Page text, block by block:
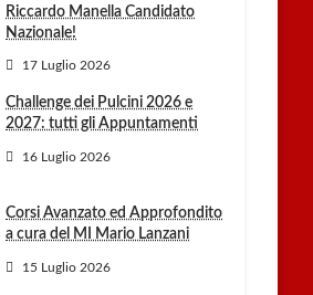
Riccardo Manella Candidato
Nazionale!
17 Luglio 2026
Challenge dei Pulcini 2026 e
2027: tutti gli Appuntamenti
16 Luglio 2026
Corsi Avanzato ed Approfondito
a cura del MI Mario Lanzani
15 Luglio 2026